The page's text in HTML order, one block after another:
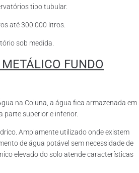
tipo tubular.
até 300.000 litros.
sob medida.
METÁLICO FUNDO
na Coluna, a água fica armazenada em
parte superior e inferior.
Amplamente utilizado onde existem
de água potável sem necessidade de
elevado do solo atende características